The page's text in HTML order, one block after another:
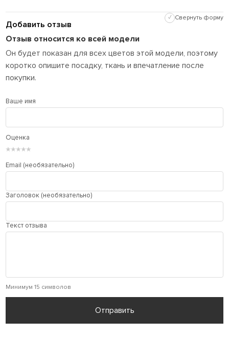
Добавить отзыв
✓ Свернуть форму
Отзыв относится ко всей модели
Он будет показан для всех цветов этой модели, поэтому
коротко опишите посадку, ткань и впечатление после
покупки.
Ваше имя
Оценка
★
★
★
★
★
Email (необязательно)
Заголовок (необязательно)
Текст отзыва
Минимум 15 символов
Отправить